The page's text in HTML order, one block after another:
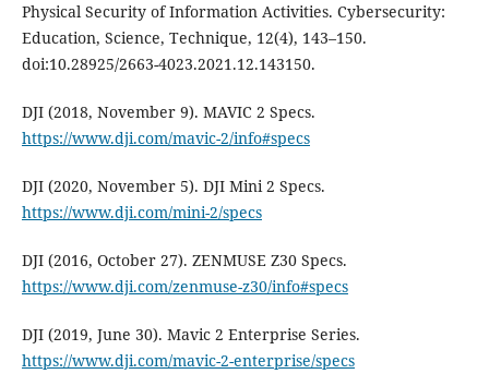
Physical Security of Information Activities. Cybersecurity:
Education, Science, Technique, 12(4), 143–150.
doi:10.28925/2663-4023.2021.12.143150.
DJI (2018, November 9). MAVIC 2 Specs.
https://www.dji.com/mavic-2/info#specs
DJI (2020, November 5). DJI Mini 2 Specs.
https://www.dji.com/mini-2/specs
DJI (2016, October 27). ZENMUSE Z30 Specs.
https://www.dji.com/zenmuse-z30/info#specs
DJI (2019, June 30). Mavic 2 Enterprise Series.
https://www.dji.com/mavic-2-enterprise/specs